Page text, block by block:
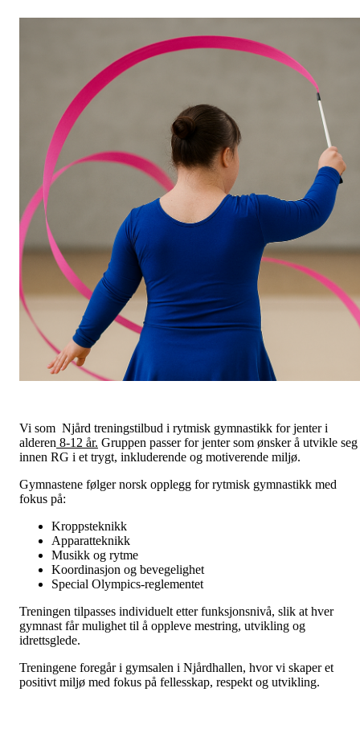
Vi som Njård treningstilbud i rytmisk gymnastikk for jenter i
alderen 8-12 år. Gruppen passer for jenter som ønsker å utvikle seg
innen RG i et trygt, inkluderende og motiverende miljø.
Gymnastene følger norsk opplegg for rytmisk gymnastikk med
fokus på:
Kroppsteknikk
Apparatteknikk
Musikk og rytme
Koordinasjon og bevegelighet
Special Olympics-reglementet
Treningen tilpasses individuelt etter funksjonsnivå, slik at hver
gymnast får mulighet til å oppleve mestring, utvikling og
idrettsglede.
Treningene foregår i gymsalen i Njårdhallen, hvor vi skaper et
positivt miljø med fokus på fellesskap, respekt og utvikling.